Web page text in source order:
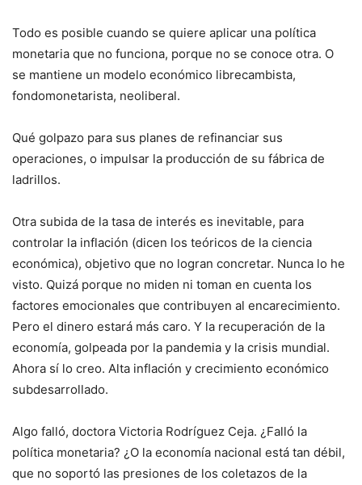
Todo es posible cuando se quiere aplicar una política
monetaria que no funciona, porque no se conoce otra. O
se mantiene un modelo económico librecambista,
fondomonetarista, neoliberal.
Qué golpazo para sus planes de refinanciar sus
operaciones, o impulsar la producción de su fábrica de
ladrillos.
Otra subida de la tasa de interés es inevitable, para
controlar la inflación (dicen los teóricos de la ciencia
económica), objetivo que no logran concretar. Nunca lo he
visto. Quizá porque no miden ni toman en cuenta los
factores emocionales que contribuyen al encarecimiento.
Pero el dinero estará más caro. Y la recuperación de la
economía, golpeada por la pandemia y la crisis mundial.
Ahora sí lo creo. Alta inflación y crecimiento económico
subdesarrollado.
Algo falló, doctora Victoria Rodríguez Ceja. ¿Falló la
política monetaria? ¿O la economía nacional está tan débil,
que no soportó las presiones de los coletazos de la